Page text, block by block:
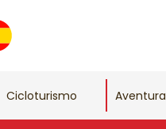
Cicloturismo Aventura